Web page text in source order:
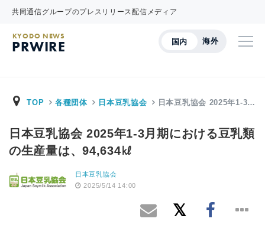
共同通信グループのプレスリリース配信メディア
国内 海外
KYODO NEWS
PRWIRE
TOP 各種団体 日本豆乳協会 日本豆乳協会 2025年1-3…
日本豆乳協会 2025年1-3月期における豆乳類
の生産量は、94,634㎘
日本豆乳協会
2025/5/14 14:00